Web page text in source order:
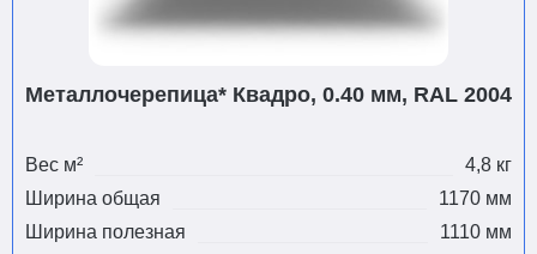
Металлочерепица* Квадро, 0.40 мм, RAL 2004
Вес м²
4,8 кг
Ширина общая
1170 мм
Ширина полезная
1110 мм